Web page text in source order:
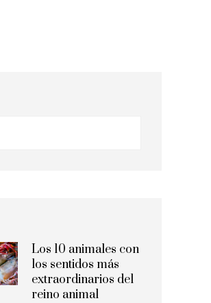
Los 10 animales con
los sentidos más
extraordinarios del
reino animal